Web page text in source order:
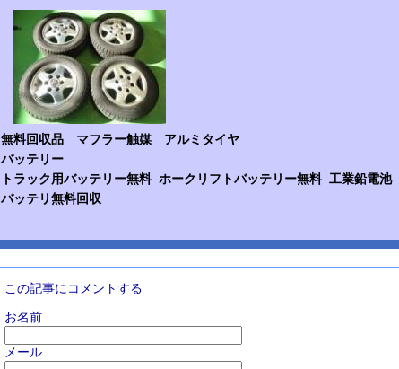
無料回収品 マフラー触媒 アルミタイヤ
バッテリー
トラック用バッテリー無料 ホークリフトバッテリー無料 工業鉛電池
バッテリ無料回収
この記事にコメントする
お名前
メール